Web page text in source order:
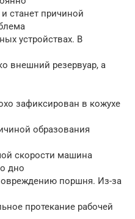
станет причиной
устройствах. В
внешний резервуар, а
зафиксирован в кожухе
образования
скорости машина
дно
поршня. Из-за
протекание рабочей